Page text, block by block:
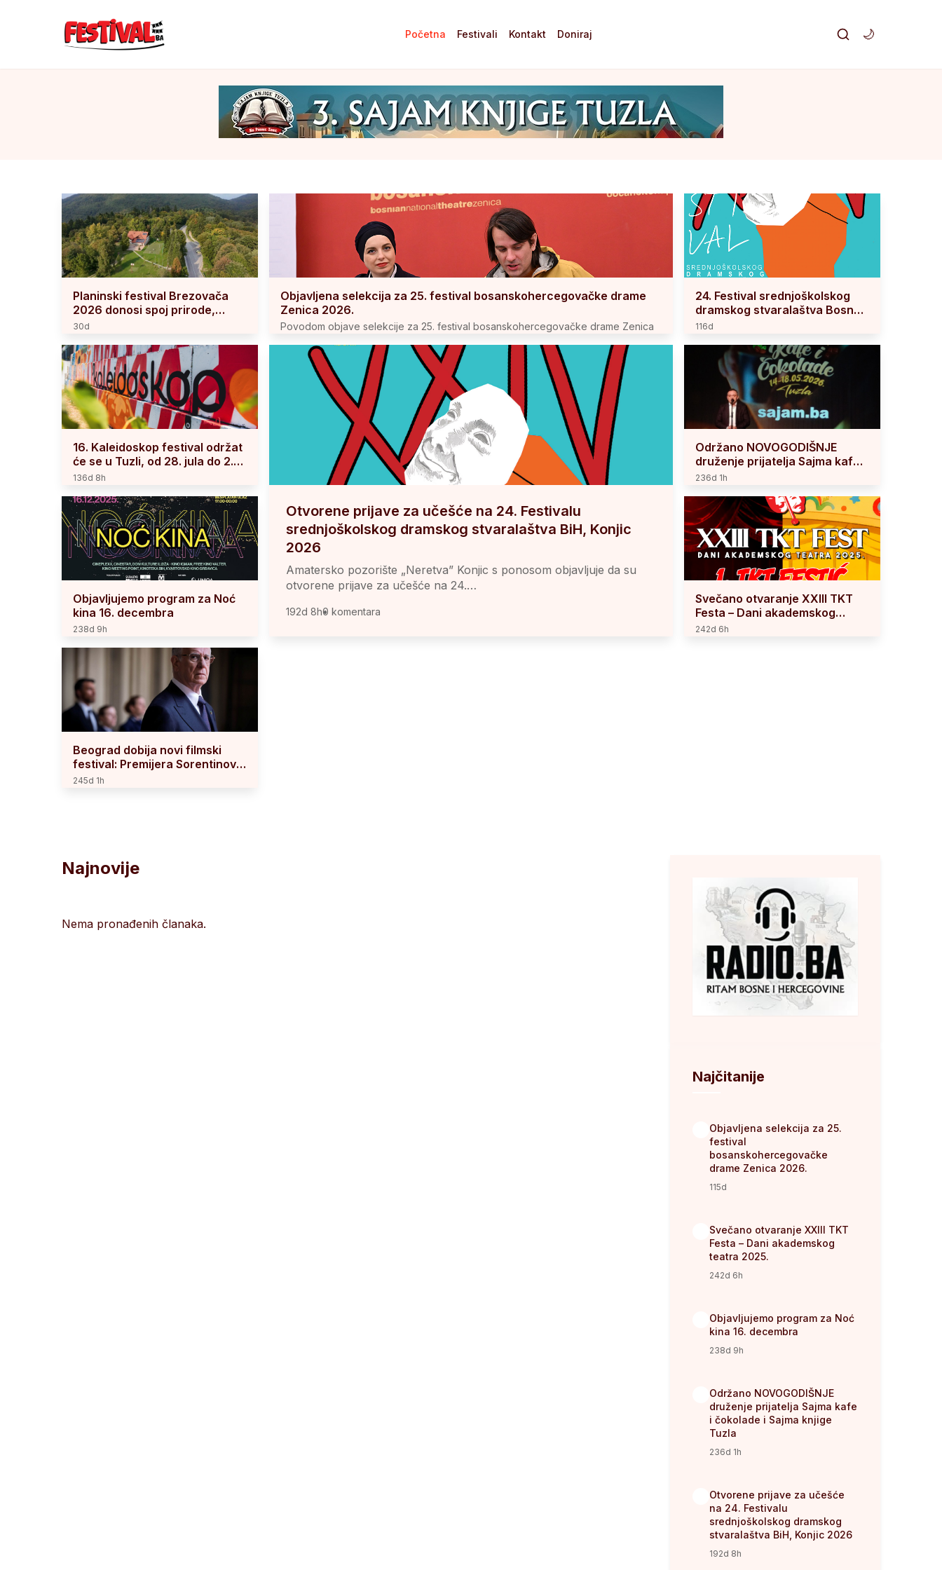
Početna Festivali Kontakt Doniraj 🌙
Planinski festival Brezovača
2026 donosi spoj prirode,
kulture i muzike na Igmanu
30d
Objavljena selekcija za 25. festival bosanskohercegovačke drame
Zenica 2026.
Povodom objave selekcije za 25. festival bosanskohercegovačke drame Zenica
0 komentara
24. Festival srednjoškolskog
dramskog stvaralaštva Bosne i
Hercegovine
116d
16. Kaleidoskop festival održat
će se u Tuzli, od 28. jula do 2.
augusta 2026.
136d 8h
Otvorene prijave za učešće na 24. Festivalu
srednjoškolskog dramskog stvaralaštva BiH, Konjic
2026
Amatersko pozorište „Neretva” Konjic s ponosom objavljuje da su
otvorene prijave za učešće na 24.…
192d 8h0 komentara
Održano NOVOGODIŠNJE
druženje prijatelja Sajma kafe i
čokolade i Sajma knjige Tuzla
236d 1h
Objavljujemo program za Noć
kina 16. decembra
238d 9h
Svečano otvaranje XXIII TKT
Festa – Dani akademskog
teatra 2025.
242d 6h
Beograd dobija novi filmski
festival: Premijera Sorentinove
„La Grazia“ kao uvertira u
245d 1h
Najnovije
Nema pronađenih članaka.
Najčitanije
Objavljena selekcija za 25.
festival
bosanskohercegovačke
drame Zenica 2026.
115d
Svečano otvaranje XXIII TKT
Festa – Dani akademskog
teatra 2025.
242d 6h
Objavljujemo program za Noć
kina 16. decembra
238d 9h
Održano NOVOGODIŠNJE
druženje prijatelja Sajma kafe
i čokolade i Sajma knjige
Tuzla
236d 1h
Otvorene prijave za učešće
na 24. Festivalu
srednjoškolskog dramskog
stvaralaštva BiH, Konjic 2026
192d 8h